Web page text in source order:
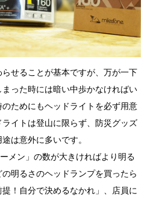
せることが基本ですが、万が一下
った時には暗い中歩かなければい
ためにもヘッドライトを必ず用意
イトは登山に限らず、防災グッズ
は意外に多いです。
メン」の数が大きければより明る
明るさのヘッドランプを買ったら
！自分で決めるなかれ」、店員に